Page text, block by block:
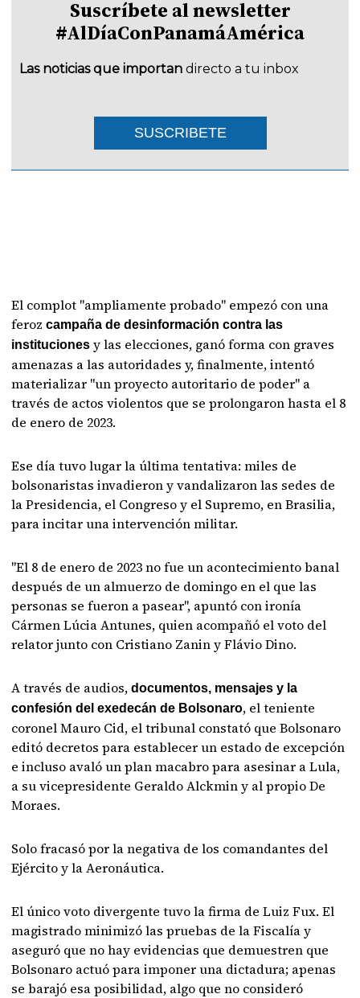
Suscríbete al newsletter
#AlDíaConPanamáAmérica
Las noticias que importan directo a tu inbox
SUSCRIBETE
El complot "ampliamente probado" empezó con una
ferozcampaña de desinformación contra las
instituciones y las elecciones, ganó forma con graves
amenazas a las autoridades y, finalmente, intentó
materializar "un proyecto autoritario de poder" a
través de actos violentos que se prolongaron hasta el 8
de enero de 2023.
Ese día tuvo lugar la última tentativa: miles de
bolsonaristas invadieron y vandalizaron las sedes de
la Presidencia, el Congreso y el Supremo, en Brasilia,
para incitar una intervención militar.
"El 8 de enero de 2023 no fue un acontecimiento banal
después de un almuerzo de domingo en el que las
personas se fueron a pasear", apuntó con ironía
Cármen Lúcia Antunes, quien acompañó el voto del
relator junto con Cristiano Zanin y Flávio Dino.
A través de audios,documentos, mensajes y la
confesión del exedecán de Bolsonaro, el teniente
coronel Mauro Cid, el tribunal constató que Bolsonaro
editó decretos para establecer un estado de excepción
e incluso avaló un plan macabro para asesinar a Lula,
a su vicepresidente Geraldo Alckmin y al propio De
Moraes.
Solo fracasó por la negativa de los comandantes del
Ejército y la Aeronáutica.
El único voto divergente tuvo la firma de Luiz Fux. El
magistrado minimizó las pruebas de la Fiscalía y
aseguró que no hay evidencias que demuestren que
Bolsonaro actuó para imponer una dictadura; apenas
se barajó esa posibilidad, algo que no consideró